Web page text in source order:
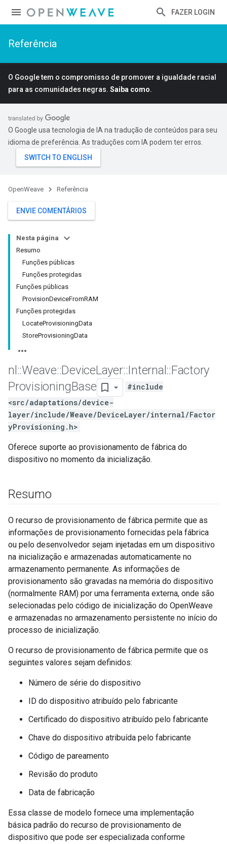
FAZER LOGIN
Referência
O Google tem o compromisso de promover a igualdade racial
para as comunidades negras. Saiba como.
O Google usa tecnologia de IA na tradução de conteúdos para seu
idioma de preferência. As traduções com IA podem ter erros.
OpenWeave Referência
ENVIE COMENTÁRIOS
Nesta página
Resumo
Funções públicas
Funções protegidas
Funções públicas
ProvisionDeviceFromRAM
Funções protegidas
LocateProvisioningData
StoreProvisioningData
nl ::Weave::DeviceLayer::Internal ::Factory
ProvisioningBase
#include
<src/adaptations/device-
layer/include/Weave/DeviceLayer/internal/Factor
yProvisioning.h>
Oferece suporte ao provisionamento de fábrica do
dispositivo no momento da inicialização.
Resumo
O recurso de provisionamento de fábrica permite que as
informações de provisionamento fornecidas pela fábrica
ou pelo desenvolvedor sejam injetadas em um dispositivo
na inicialização e armazenadas automaticamente no
armazenamento permanente. As informações de
provisionamento são gravadas na memória do dispositivo
(normalmente RAM) por uma ferramenta externa, onde são
selecionadas pelo código de inicialização do OpenWeave
e armazenadas no armazenamento persistente no início do
processo de inicialização.
O recurso de provisionamento de fábrica permite que os
seguintes valores sejam definidos:
Número de série do dispositivo
ID do dispositivo atribuído pelo fabricante
Certificado do dispositivo atribuído pelo fabricante
Chave do dispositivo atribuída pelo fabricante
Código de pareamento
Revisão do produto
Data de fabricação
Essa classe de modelo fornece uma implementação
básica padrão do recurso de provisionamento de
dispositivo que pode ser especializada conforme